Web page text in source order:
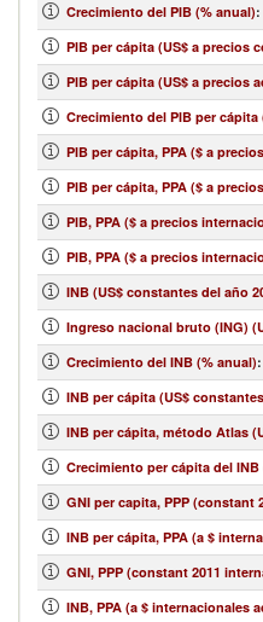
Crecimiento del PIB (% anual):
PIB per cápita (US$ a precios
PIB per cápita (US$ a precios
Crecimiento del PIB per cápita
PIB per cápita, PPA ($ a
PIB per cápita, PPA ($ a
PIB, PPA ($ a precios
PIB, PPA ($ a precios
INB (US$ constantes del año
Ingreso nacional bruto (ING)
Crecimiento del INB (% anual):
INB per cápita (US$
INB per cápita, método Atlas
Crecimiento per cápita del INB
GNI per capita, PPP (constant
INB per cápita, PPA (a $
GNI, PPP (constant 2011
INB, PPA (a $ internacionales